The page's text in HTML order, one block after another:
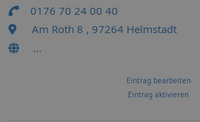
0176 70 24 00 40
Am Roth 8 , 97264 Helmstadt
...
Eintrag bearbeiten
Eintrag aktivieren